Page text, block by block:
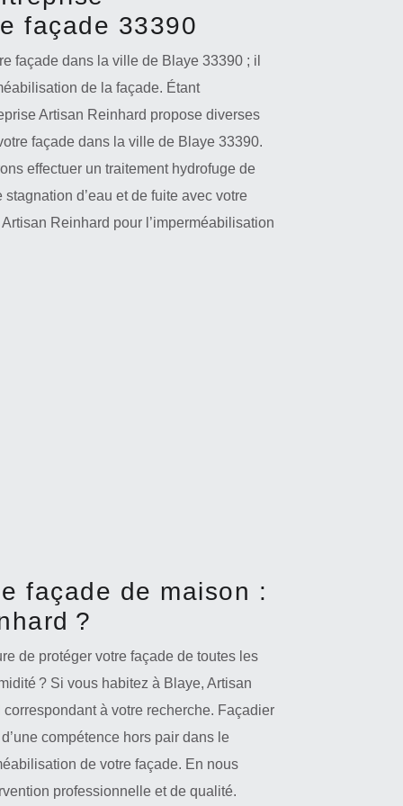
façade 33390
façade dans la ville de Blaye 33390 ; il
de la façade. Étant
Artisan Reinhard propose diverses
façade dans la ville de Blaye 33390.
effectuer un traitement hydrofuge de
d’eau et de fuite avec votre
Reinhard pour l’imperméabilisation
façade de maison :
?
de protéger votre façade de toutes les
? Si vous habitez à Blaye, Artisan
à votre recherche. Façadier
compétence hors pair dans le
de votre façade. En nous
professionnelle et de qualité.